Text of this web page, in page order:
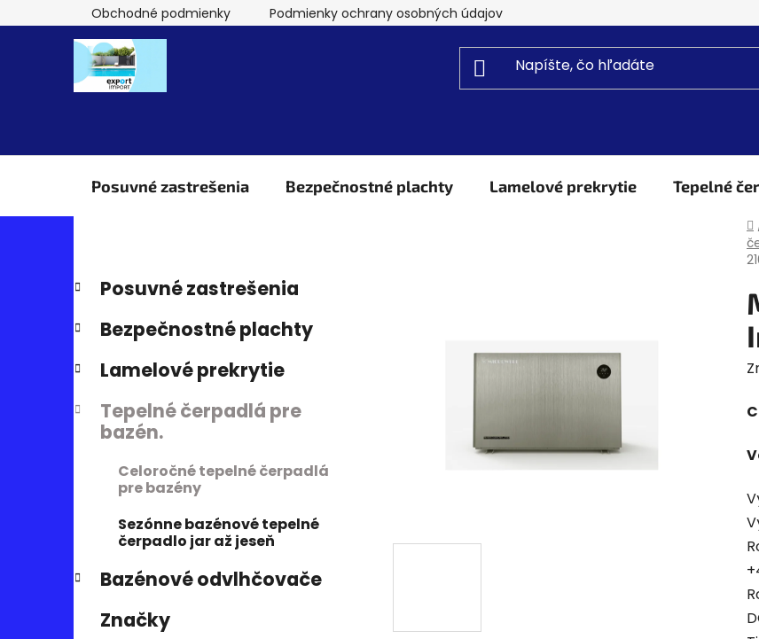
na
Obchodné podmienky Podmienky ochrany osobných údajov
Posuvné zastrešenia Bezpečnostné plachty Lamelové prekrytie Tepelné
B
č
ý
a
Preskočiť
kategórie
K
a
e
ó
i
Posuvné zastrešenia
Bezpečnostné plachty
Lamelové prekrytie
Tepelné čerpadlá pre
bazén.
Celoročné tepelné čerpadlá
pre bazény
Sezónne bazénové tepelné
čerpadlo jar až jeseň
Bazénové odvlhčovače
Značky